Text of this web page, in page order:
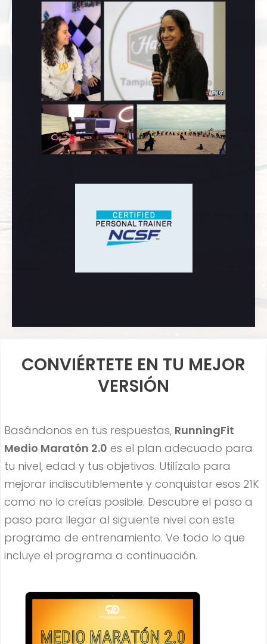
CONVIÉRTETE EN TU MEJOR
VERSIÓN
Basándonos en tus respuestas, RunningFit
Medio Maratón 2.0 es el plan adecuado para
tu nivel, edad y tus objetivos. Utilízalo para
mejorar indiscutiblemente y conquistar esos 21K
como no lo creías posible. Descubre el paso a
paso para llegar al siguiente nivel con este
programa de entrenamiento. Ve todo lo que
incluye el programa a continuación.